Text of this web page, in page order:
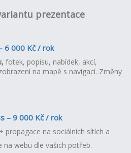
prezentace
6 000 Kč / rok
fotek, popisu, nabídek, akcí,
na mapě s navigací. Změny
– 9 000 Kč / rok
+ propagace na sociálních sítích a
na webu dle vašich potřeb.